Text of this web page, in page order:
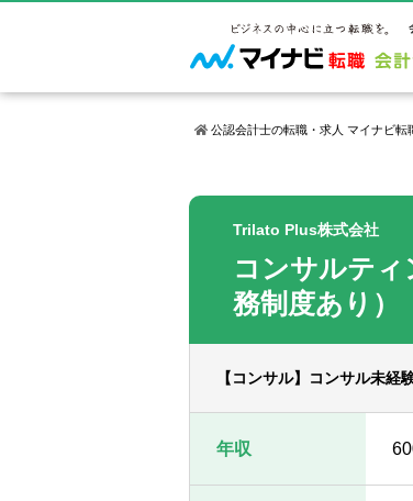
サービス紹介
転職お役立ち情報
業界情報
求人情報
公認会計士の転職・求人 マイナビ転
Trilato Plus株式会社
コンサルテ
務制度あり）
【コンサル】コンサル未
年収